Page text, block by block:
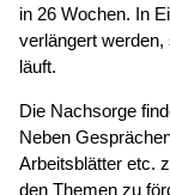
in 26 Wochen. In
verlängert
läuft.
Die Nachsorge
Neben
Arbeitsblätter etc.
den Themen zu